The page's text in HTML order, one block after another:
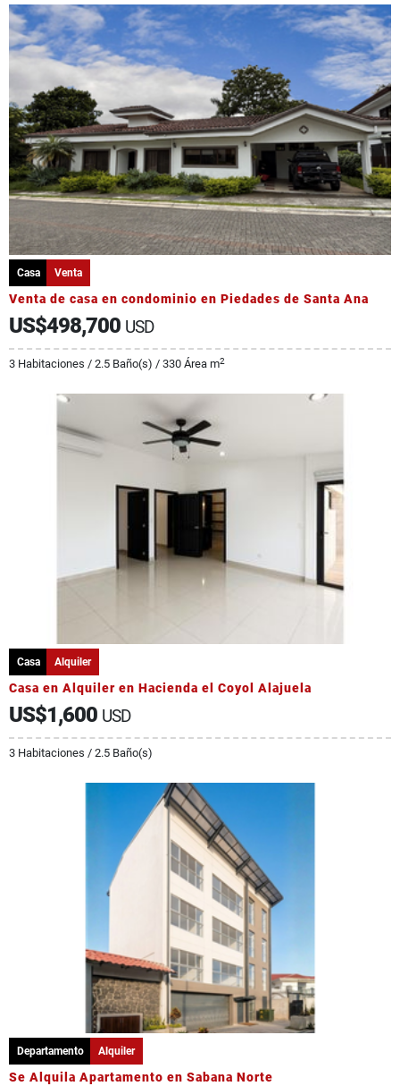
Casa Venta
Venta de casa en condominio en Piedades de Santa Ana
US$498,700 USD
3 Habitaciones / 2.5 Baño(s) / 330 Área m2
Casa Alquiler
Casa en Alquiler en Hacienda el Coyol Alajuela
US$1,600 USD
3 Habitaciones / 2.5 Baño(s)
Departamento Alquiler
Se Alquila Apartamento en Sabana Norte